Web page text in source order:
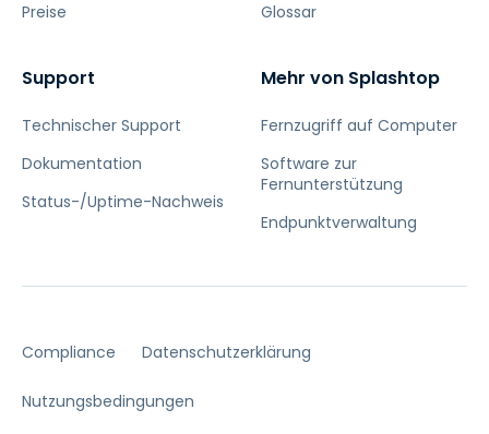
Preise
Glossar
Support
Technischer Support
Dokumentation
Status-/Uptime-Nachweis
Mehr von Splashtop
Fernzugriff auf Computer
Software zur
Fernunterstützung
Endpunktverwaltung
Compliance Datenschutzerklärung
Nutzungsbedingungen